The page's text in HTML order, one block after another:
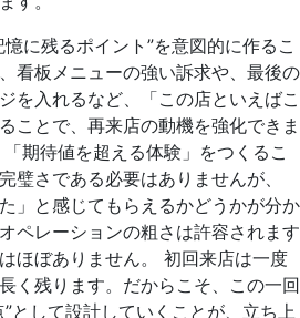
に残るポイント”を意図的に作るこ
看板メニューの強い訴求や、最後の
を入れるなど、「この店といえばこ
ことで、再来店の動機を強化できま
期待値を超える体験」をつくるこ
璧さである必要はありませんが、
」と感じてもらえるかどうかが分か
ペレーションの粗さは許容されます
ほぼありません。 初回来店は一度
く残ります。だからこそ、この一回
として設計していくことが、立ち上